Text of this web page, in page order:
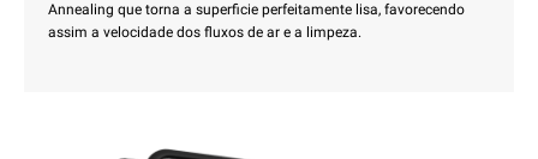
Annealing que torna a superficie perfeitamente lisa, favorecendo
assim a velocidade dos fluxos de ar e a limpeza.